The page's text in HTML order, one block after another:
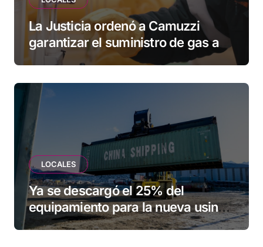
La Justicia ordenó a Camuzzi
garantizar el suministro de gas a
una familia de Tolhuin
LOCALES
Ya se descargó el 25% del
equipamiento para la nueva usina
de Ushuaia